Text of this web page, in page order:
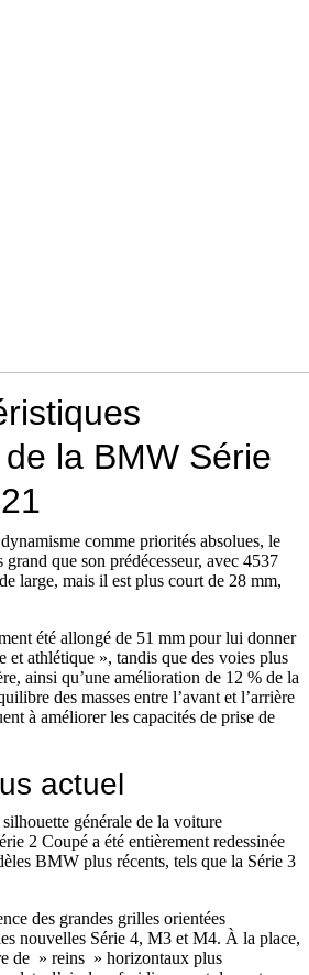
la BMW Série
comme priorités absolues, le
que son prédécesseur, avec 4537
large, mais il est plus court de 28 mm,
été allongé de 51 mm pour lui donner
et athlétique », tandis que des voies plus
ainsi qu’une amélioration de 12 % de la
des masses entre l’avant et l’arrière
à améliorer les capacités de prise de
actuel
générale de la voiture
2 Coupé a été entièrement redessinée
BMW plus récents, tels que la Série 3
des grandes grilles orientées
nouvelles Série 4, M3 et M4. À la place,
de » reins » horizontaux plus